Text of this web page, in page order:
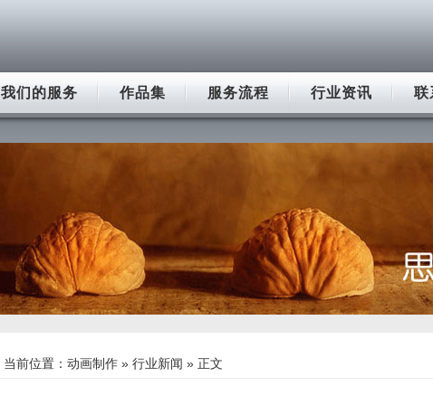
我们的服务 作品集 服务流程 行业资讯 联
当前位置： 动画制作 » 行业新闻 » 正文